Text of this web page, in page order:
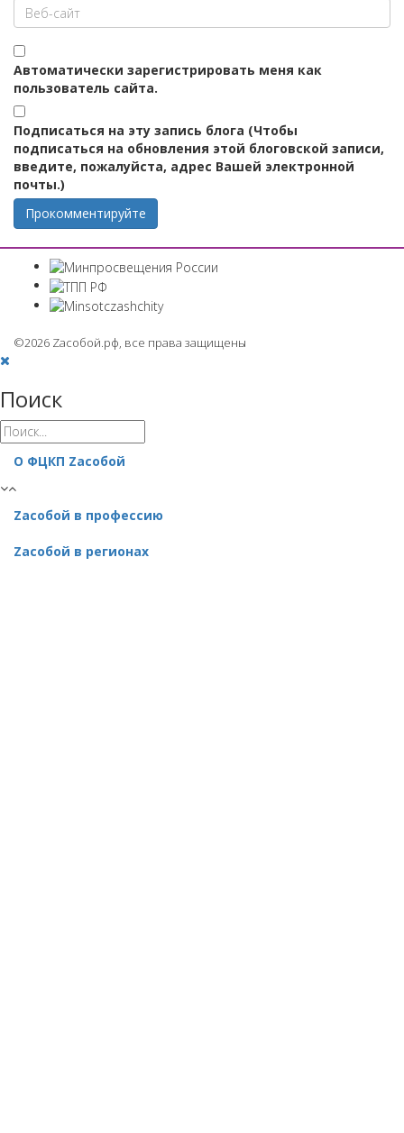
Автоматически зарегистрировать меня как
пользователь сайта.
Подписаться на эту запись блога (Чтобы
подписаться на обновления этой блоговской записи,
введите, пожалуйста, адрес Вашей электронной
почты.)
Прокомментируйте
©2026 Zaсобой.рф, все права защищены
Поиск
О ФЦКП Zасобой
Zacобой в профессию
Zaсобой в регионах